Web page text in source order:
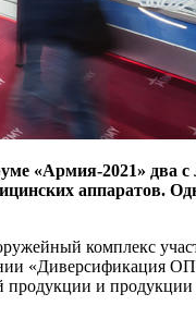
«Армия-2021» два с
аппаратов.
комплекс
«Диверсификация
и